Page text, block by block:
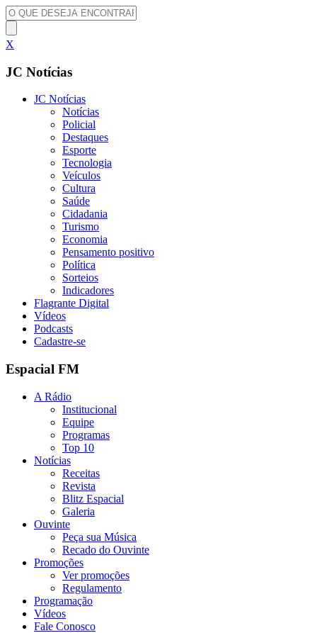
X
JC Notícias
JC Notícias
Notícias
Policial
Destaques
Esporte
Tecnologia
Veículos
Cultura
Saúde
Cidadania
Turismo
Economia
Pensamento positivo
Política
Sorteios
Indicadores
Flagrante Digital
Vídeos
Podcasts
Cadastre-se
Espacial FM
A Rádio
Institucional
Equipe
Programas
Top 10
Notícias
Receitas
Revista
Blitz Espacial
Galeria
Ouvinte
Peça sua Música
Recado do Ouvinte
Promoções
Ver promoções
Regulamento
Programação
Vídeos
Fale Conosco